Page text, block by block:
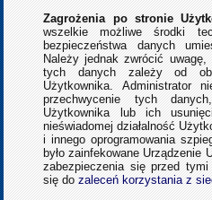
Zagrożenia po stronie
wszelkie możliwe środki
bezpieczeństwa danych
Należy jednak zwrócić
tych danych zależy od
Użytkownika. Administrator
przechwycenie tych
Użytkownika lub ich
nieświadomej działalność
i innego oprogramowania
było zainfekowane
zabezpieczenia się przed
się dozaleceń korzystania z